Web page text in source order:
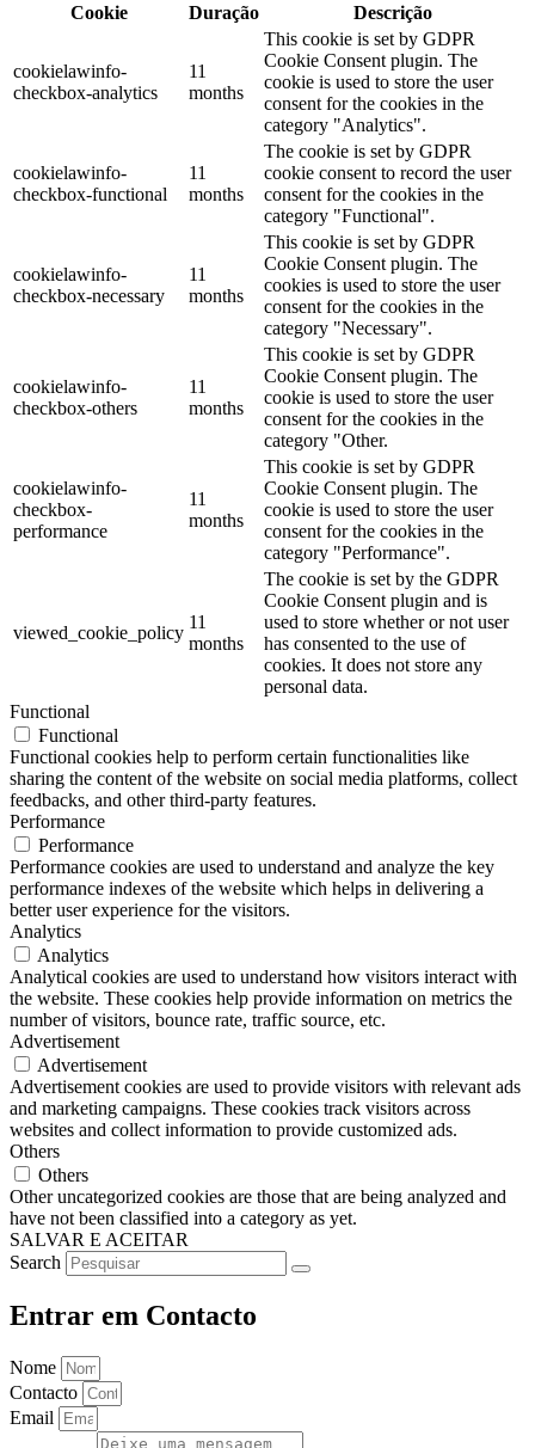
Cookie
Duração Descrição
cookielawinfo-
checkbox-analytics
11
months
This cookie is set by GDPR
Cookie Consent plugin. The
cookie is used to store the user
consent for the cookies in the
category "Analytics".
cookielawinfo-
checkbox-functional
11
months
The cookie is set by GDPR
cookie consent to record the user
consent for the cookies in the
category "Functional".
cookielawinfo-
checkbox-necessary
11
months
This cookie is set by GDPR
Cookie Consent plugin. The
cookies is used to store the user
consent for the cookies in the
category "Necessary".
cookielawinfo-
checkbox-others
11
months
This cookie is set by GDPR
Cookie Consent plugin. The
cookie is used to store the user
consent for the cookies in the
category "Other.
cookielawinfo-
checkbox-
performance
11
months
This cookie is set by GDPR
Cookie Consent plugin. The
cookie is used to store the user
consent for the cookies in the
category "Performance".
viewed_cookie_policy
11
months
The cookie is set by the GDPR
Cookie Consent plugin and is
used to store whether or not user
has consented to the use of
cookies. It does not store any
personal data.
Functional
Functional
Functional cookies help to perform certain functionalities like
sharing the content of the website on social media platforms, collect
feedbacks, and other third-party features.
Performance
Performance
Performance cookies are used to understand and analyze the key
performance indexes of the website which helps in delivering a
better user experience for the visitors.
Analytics
Analytics
Analytical cookies are used to understand how visitors interact with
the website. These cookies help provide information on metrics the
number of visitors, bounce rate, traffic source, etc.
Advertisement
Advertisement
Advertisement cookies are used to provide visitors with relevant ads
and marketing campaigns. These cookies track visitors across
websites and collect information to provide customized ads.
Others
Others
Other uncategorized cookies are those that are being analyzed and
have not been classified into a category as yet.
SALVAR E ACEITAR
Search
Entrar em Contacto
Nome
Contacto
Email